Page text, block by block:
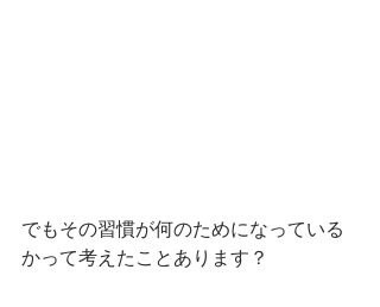
でもその習慣が何のためになっている
かって考えたことあります？